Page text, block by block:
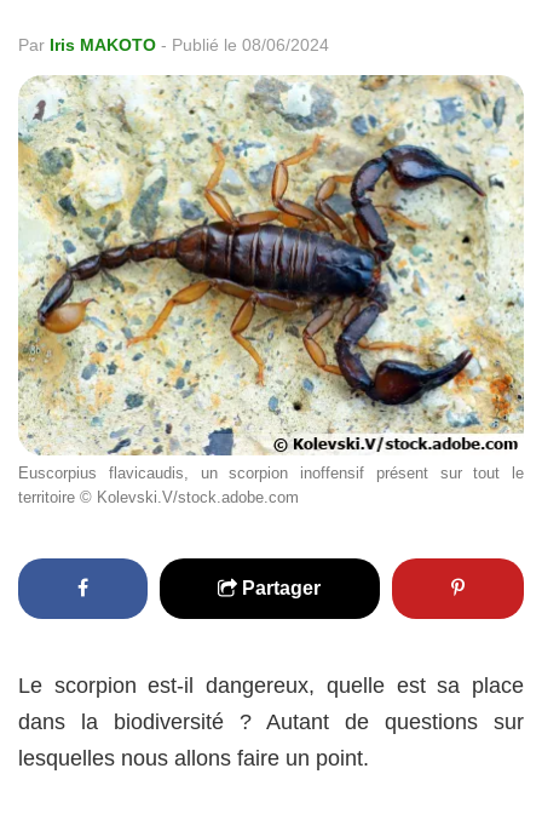
Par Iris MAKOTO - Publié le 08/06/2024
Euscorpius flavicaudis, un scorpion inoffensif présent sur tout le
territoire © Kolevski.V/stock.adobe.com
Partager
Le scorpion est-il dangereux, quelle est sa place
dans la biodiversité ? Autant de questions sur
lesquelles nous allons faire un point.